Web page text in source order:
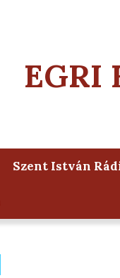
EGRI
Szent István